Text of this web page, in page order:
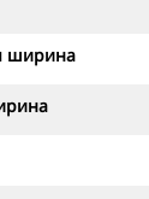
ширина